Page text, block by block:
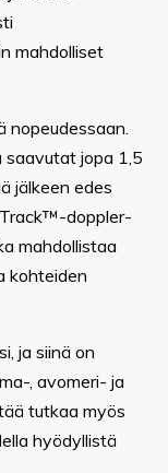
mahdolliset
saavutat jopa 1,5
jälkeen edes
doppler-
mahdollistaa
kohteiden
ja siinä on
, avomeri- ja
tutkaa myös
hyödyllistä